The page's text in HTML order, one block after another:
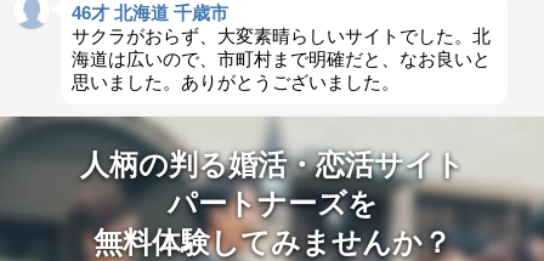
46才 北海道 千歳市
サクラがおらず、大変素晴らしいサイトでした。北
海道は広いので、市町村まで明確だと、なお良いと
思いました。ありがとうございました。
人柄の判る婚活・恋活サイト
パートナーズを
無料体験してみませんか？